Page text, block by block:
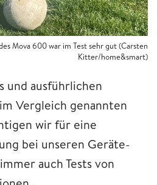
Mova 600 war im Test sehr gut (Carsten
Kitter/home&smart)
und ausführlichen
Vergleich genannten
wir für eine
bei unseren Geräte-
auch Tests von